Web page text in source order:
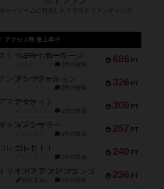
ボードゲームに特化したクラウドファンディング
アクセス数 急上昇中
686 PT
スチームローラーズ
2件の投稿
326 PT
テンプテーション
2件の投稿
300 PT
アマナイト
1件の投稿
257 PT
ギャンブラー
2件の投稿
240 PT
コレクト！
1件の投稿
236 PT
トリオンフ ア マレンゴ
紹介文あり 1件の投稿